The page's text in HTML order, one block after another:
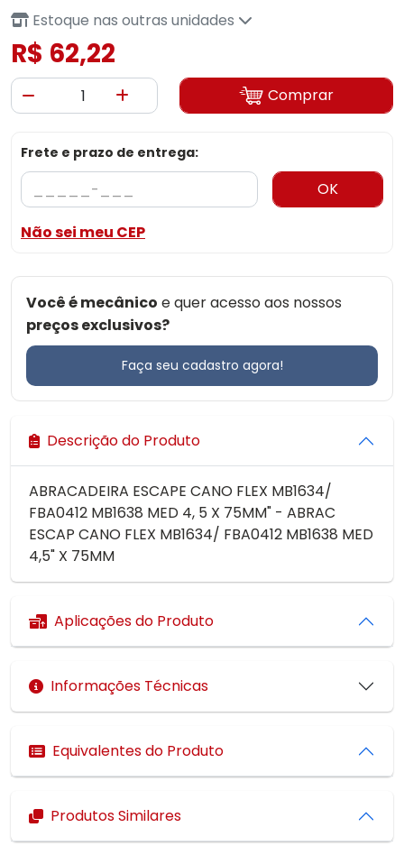
Estoque nas outras unidades
R$ 62,22
Comprar
Frete e prazo de entrega:
OK
Não sei meu CEP
Você é mecânico e quer acesso aos nossos
preços exclusivos?
Faça seu cadastro agora!
Descrição do Produto
ABRACADEIRA ESCAPE CANO FLEX MB1634/
FBA0412 MB1638 MED 4, 5 X 75MM" - ABRAC
ESCAP CANO FLEX MB1634/ FBA0412 MB1638 MED
4,5" X 75MM
Aplicações do Produto
Informações Técnicas
Equivalentes do Produto
Produtos Similares